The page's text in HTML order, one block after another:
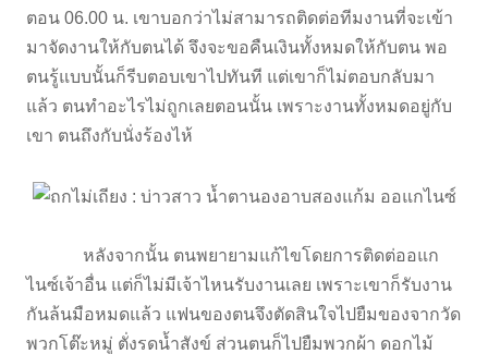
ตอน 06.00 น. เขาบอกว่าไม่สามารถติดต่อทีมงานที่จะเข้า
มาจัดงานให้กับตนได้ จึงจะขอคืนเงินทั้งหมดให้กับตน พอ
ตนรู้แบบนั้นก็รีบตอบเขาไปทันที แต่เขาก็ไม่ตอบกลับมา
แล้ว ตนทำอะไรไม่ถูกเลยตอนนั้น เพราะงานทั้งหมดอยู่กับ
เขา ตนถึงกับนั่งร้องไห้
หลังจากนั้น ตนพยายามแก้ไขโดยการติดต่ออแก
ไนซ์เจ้าอื่น แต่ก็ไม่มีเจ้าไหนรับงานเลย เพราะเขาก็รับงาน
กันล้นมือหมดแล้ว แฟนของตนจึงตัดสินใจไปยืมของจากวัด
พวกโต๊ะหมู่ ตั่งรดน้ำสังข์ ส่วนตนก็ไปยืมพวกผ้า ดอกไม้